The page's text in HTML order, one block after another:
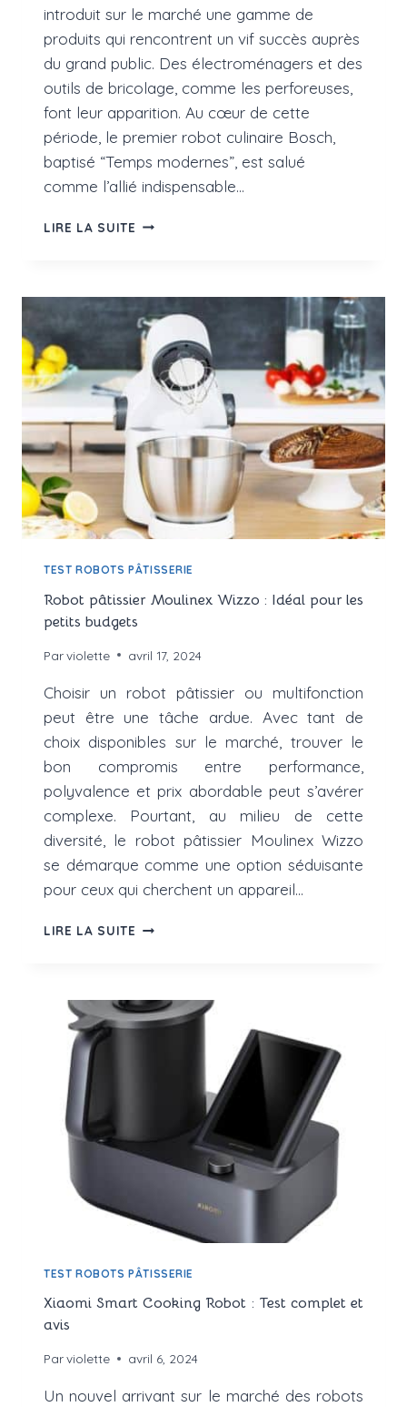
introduit sur le marché une gamme de
produits qui rencontrent un vif succès auprès
du grand public. Des électroménagers et des
outils de bricolage, comme les perforeuses,
font leur apparition. Au cœur de cette
période, le premier robot culinaire Bosch,
baptisé “Temps modernes”, est salué
comme l’allié indispensable…
LIRE LA SUITE ROBOTS
TEST
ET
AVIS
TEST ROBOTS PÂTISSERIE
Robot pâtissier Moulinex Wizzo : Idéal pour les
petits budgets
Parviolette avril 17, 2024
Choisir un robot pâtissier ou multifonction
peut être une tâche ardue. Avec tant de
choix disponibles sur le marché, trouver le
bon compromis entre performance,
polyvalence et prix abordable peut s’avérer
complexe. Pourtant, au milieu de cette
diversité, le robot pâtissier Moulinex Wizzo
se démarque comme une option séduisante
pour ceux qui cherchent un appareil…
LIRE LA SUITE ROBOT
:
IDÉAL
TEST ROBOTS PÂTISSERIE
Xiaomi Smart Cooking Robot : Test complet et
avis
Parviolette avril 6, 2024
Un nouvel arrivant sur le marché des robots